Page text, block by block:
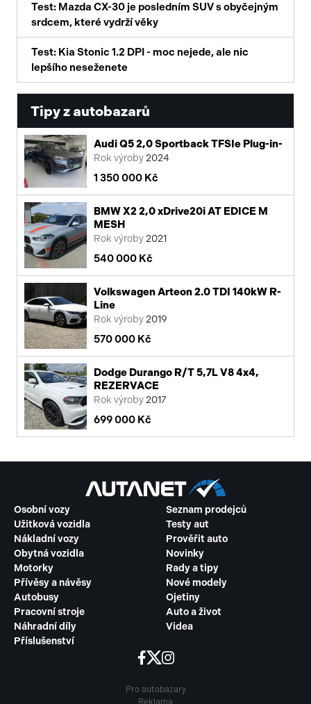
Test: Mazda CX-30 je posledním SUV s obyčejným
srdcem, které vydrží věky
Test: Kia Stonic 1.2 DPI - moc nejede, ale nic
lepšího neseženete
Tipy z autobazarů
Audi Q5 2,0 Sportback TFSIe Plug-in-
Rok výroby 2024
1 350 000 Kč
BMW X2 2,0 xDrive20i AT EDICE M
MESH
Rok výroby 2021
540 000 Kč
Volkswagen Arteon 2.0 TDI 140kW R-
Line
Rok výroby 2019
570 000 Kč
Dodge Durango R/T 5,7L V8 4x4,
REZERVACE
Rok výroby 2017
699 000 Kč
Osobní vozy
Užitková vozidla
Nákladní vozy
Obytná vozidla
Motorky
Přívěsy a návěsy
Autobusy
Pracovní stroje
Náhradní díly
Příslušenství
Seznam prodejců
Testy aut
Prověřit auto
Novinky
Rady a tipy
Nové modely
Ojetiny
Auto a život
Videa
Pro autobazary
Reklama